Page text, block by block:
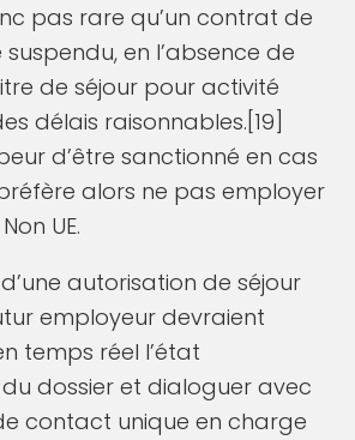
pas rare qu’un contrat de
en l’absence de
de séjour pour activité
délais raisonnables.[19]
d’être sanctionné en cas
alors ne pas employer
UE.
autorisation de séjour
employeur devraient
temps réel l’état
dossier et dialoguer avec
contact unique en charge